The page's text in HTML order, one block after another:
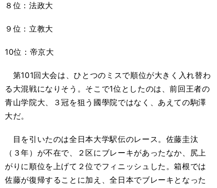
８位：法政大
９位：立教大
10位：帝京大
第101回大会は、ひとつのミスで順位が大きく入れ替わ
る大混戦になりそう。そこで1位としたのは、前回王者の
青山学院大、３冠を狙う國學院ではなく、あえての駒澤
大だ。
目を引いたのは全日本大学駅伝のレース。佐藤圭汰
（３年）が不在で、２区にブレーキがあったなか、尻上
がりに順位を上げて２位でフィニッシュした。箱根では
佐藤が復帰することに加え、全日本でブレーキとなった